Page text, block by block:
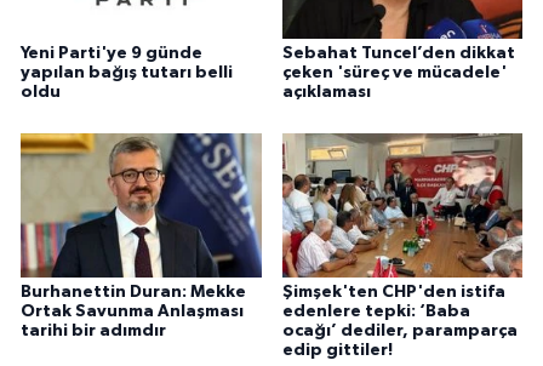
Yeni Parti'ye 9 günde
yapılan bağış tutarı belli
oldu
Sebahat Tuncel’den dikkat
çeken 'süreç ve mücadele'
açıklaması
Burhanettin Duran: Mekke
Ortak Savunma Anlaşması
tarihi bir adımdır
Şimşek'ten CHP'den istifa
edenlere tepki: ‘Baba
ocağı’ dediler, paramparça
edip gittiler!